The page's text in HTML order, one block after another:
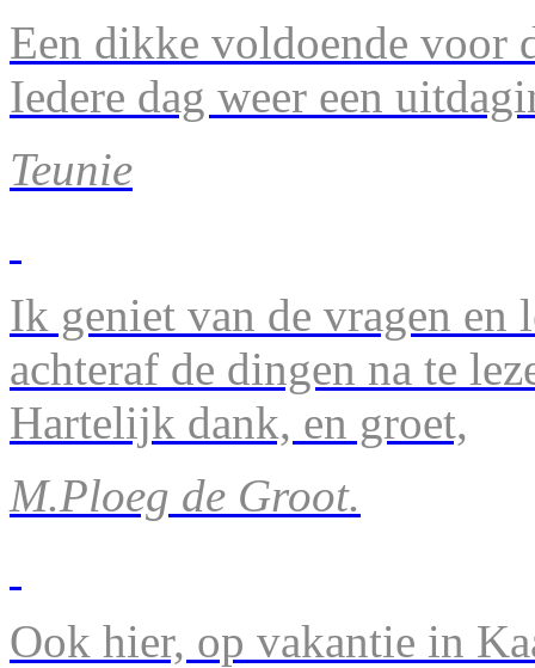
Een dikke voldoende voor
Iedere dag weer een
Teunie
Ik geniet van de vragen en
achteraf de dingen na te
Hartelijk dank, en groet,
M.Ploeg de Groot.
Ook hier, op vakantie in